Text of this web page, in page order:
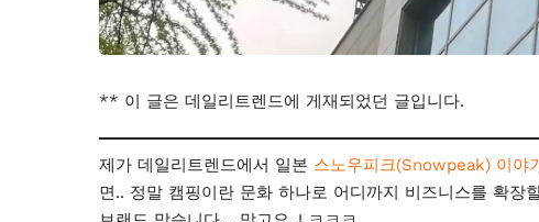
** 이 글은 데일리트렌드에 게재되었던 글입니다.
제가 데일리트렌드에서 일본 스노우피크(Snowpeak) 이야
면.. 정말 캠핑이란 문화 하나로 어디까지 비즈니스를 확